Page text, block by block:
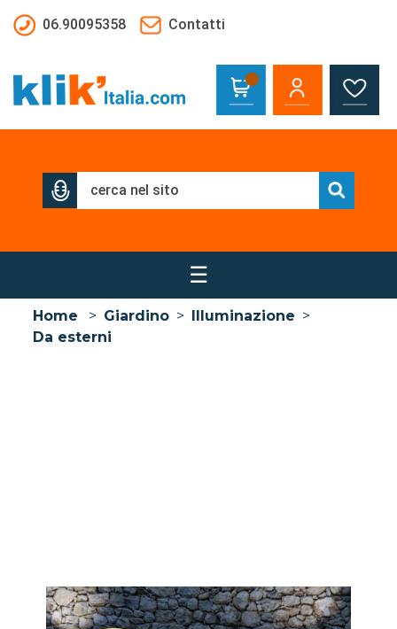
06.90095358
Contatti
☰
Home > Giardino > Illuminazione >
Da esterni